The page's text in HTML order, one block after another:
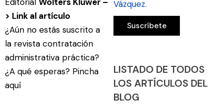
> Link al artículo
¿Aún no estás suscrito a
la revista contratación
administrativa práctica?
¿A qué esperas? Pincha
aquí
Vázquez.
LISTADO DE TODOS
LOS ARTÍCULOS DEL
BLOG